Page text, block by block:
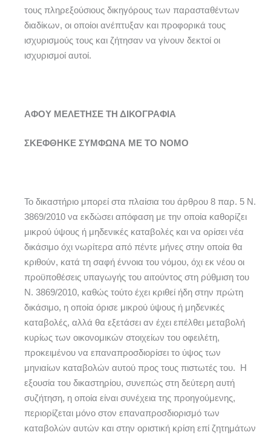
τους πληρεξούσιους δικηγόρους των παρασταθέντων
διαδίκων, οι οποίοι ανέπτυξαν και προφορικά τους
ισχυρισμούς τους και ζήτησαν να γίνουν δεκτοί οι
ισχυρισμοί αυτοί.
ΑΦΟΥ ΜΕΛΕΤΗΣΕ ΤΗ ΔΙΚΟΓΡΑΦΙΑ
ΣΚΕΦΘΗΚΕ ΣΥΜΦΩΝΑ ΜΕ ΤΟ ΝΟΜΟ
Το δικαστήριο μπορεί στα πλαίσια του άρθρου 8 παρ. 5 Ν.
3869/2010 να εκδώσει απόφαση με την οποία καθορίζει
μικρού ύψους ή μηδενικές καταβολές και να ορίσει νέα
δικάσιμο όχι νωρίτερα από πέντε μήνες στην οποία θα
κριθούν, κατά τη σαφή έννοια του νόμου, όχι εκ νέου οι
προϋποθέσεις υπαγωγής του αιτούντος στη ρύθμιση του
Ν. 3869/2010, καθώς τούτο έχει κριθεί ήδη στην πρώτη
δικάσιμο, η οποία όρισε μικρού ύψους ή μηδενικές
καταβολές, αλλά θα εξετάσει αν έχει επέλθει μεταβολή
κυρίως των οικονομικών στοιχείων του οφειλέτη,
προκειμένου να επαναπροσδιορίσει το ύψος των
μηνιαίων καταβολών αυτού προς τους πιστωτές του. Η
εξουσία του δικαστηρίου, συνεπώς στη δεύτερη αυτή
συζήτηση, η οποία είναι συνέχεια της προηγούμενης,
περιορίζεται μόνο στον επαναπροσδιορισμό των
καταβολών αυτών και στην οριστική κρίση επί ζητημάτων